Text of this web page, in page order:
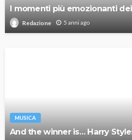
I momenti più emozionanti
Redazione 5 anni ago
MUSICA
And the winner is… Harry